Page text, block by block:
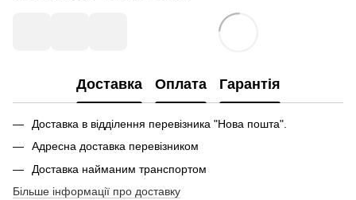
Доставка Оплата Гарантія
Доставка в відділення перевізника "Нова пошта".
Адресна доставка перевізником
Доставка найманим транспортом
Більше інформації про доставку